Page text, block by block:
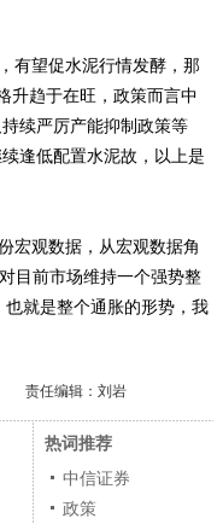
有望促水泥行情发酵，那
升趋于在旺，政策而言中
续严厉产能抑制政策等
逢低配置水泥故，以上是
宏观数据，从宏观数据角
目前市场维持一个强势整
就是整个通胀的形势，我
责任编辑：刘岩
热词推荐
中信证券
政策